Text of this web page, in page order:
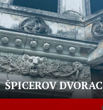
50 Shares
ŠPICEROV DVORAC